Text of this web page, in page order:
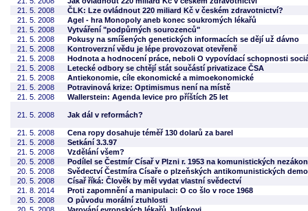
21. 5. 2008
ČLK: Lze ovládnout 220 miliard Kč v českém zdravotnictví?
21. 5. 2008
Agel - hra Monopoly aneb konec soukromých lékařů
21. 5. 2008
Vytváření "podpůrných sourozenců"
21. 5. 2008
Pokusy na smíšených genetických informacích se dějí už dávno
21. 5. 2008
Kontroverzní vědu je lépe provozovat otevřeně
21. 5. 2008
Hodnota a hodnocení práce, neboli O vypovídací schopnosti
21. 5. 2008
Letecké odbory se chtějí stát součástí privatizace ČSA
21. 5. 2008
Antiekonomie, cíle ekonomické a mimoekonomické
21. 5. 2008
Potravinová krize: Optimismus není na místě
21. 5. 2008
Wallerstein: Agenda levice pro příštích 25 let
21. 5. 2008 Jak dál v reformách?
21. 5. 2008
Cena ropy dosahuje téměř 130 dolarů za barel
21. 5. 2008
Setkání 3.3.97
21. 5. 2008
Vzdělání všem?
20. 5. 2008
Podílel se Čestmír Císař v Plzni r. 1953 na komunistických
20. 5. 2008
Svědectví Čestmíra Císaře o plzeňských antikomunistických
20. 5. 2008
Císař říká: Člověk by měl vydat vlastní svědectví
21. 8. 2014
Proti zapomnění a manipulaci: O co šlo v roce 1968
20. 5. 2008
O původu morální ztuhlosti